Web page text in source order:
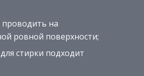
на
ровной поверхности;
стирки подходит